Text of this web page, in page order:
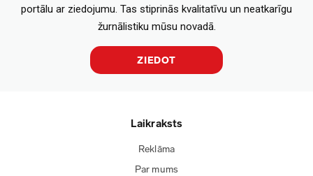
portālu ar ziedojumu. Tas stiprinās kvalitatīvu un neatkarīgu
žurnālistiku mūsu novadā.
ZIEDOT
Laikraksts
Reklāma
Par mums